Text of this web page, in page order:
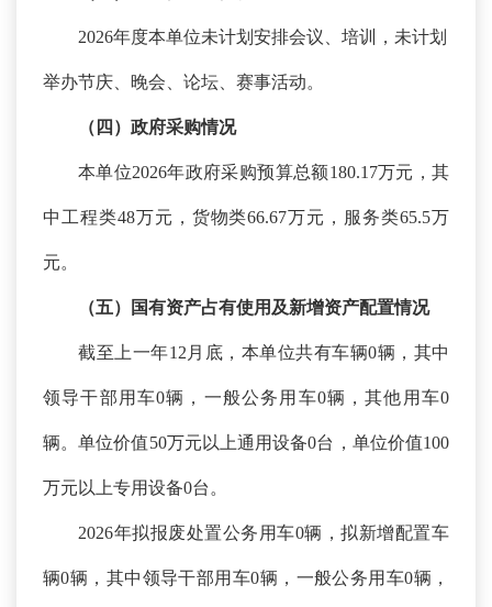
2026年度本单位未计划安排会议、培训，未计划
举办节庆、晚会、论坛、赛事活动。
（四）政府采购情况
本单位2026年政府采购预算总额180.17万元，其
中工程类48万元，货物类66.67万元，服务类65.5万
元。
（五）国有资产占有使用及新增资产配置情况
截至上一年12月底，本单位共有车辆0辆，其中
领导干部用车0辆，一般公务用车0辆，其他用车0
辆。单位价值50万元以上通用设备0台，单位价值100
万元以上专用设备0台。
2026年拟报废处置公务用车0辆，拟新增配置车
辆0辆，其中领导干部用车0辆，一般公务用车0辆，